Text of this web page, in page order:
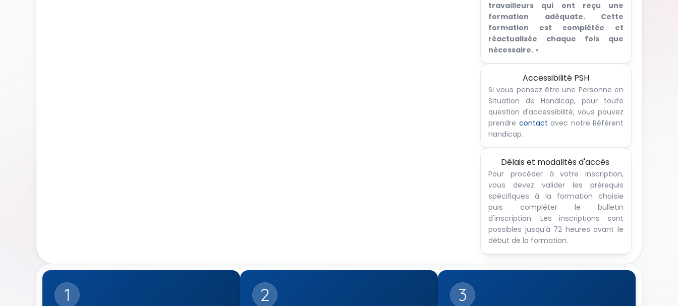
travailleurs qui ont reçu une
formation adéquate. Cette
formation est complétée et
réactualisée chaque fois que
nécessaire. »
Accessibilité PSH
Si vous pensez être une Personne en
Situation de Handicap, pour toute
question d'accessibilité, vous pouvez
prendre contact avec notre Référent
Handicap.
Délais et modalités d'accès
Pour procéder à votre inscription,
vous devez valider les prérequis
spécifiques à la formation choisie
puis compléter le bulletin
d'inscription. Les inscriptions sont
possibles jusqu'à 72 heures avant le
début de la formation.
1 2 3